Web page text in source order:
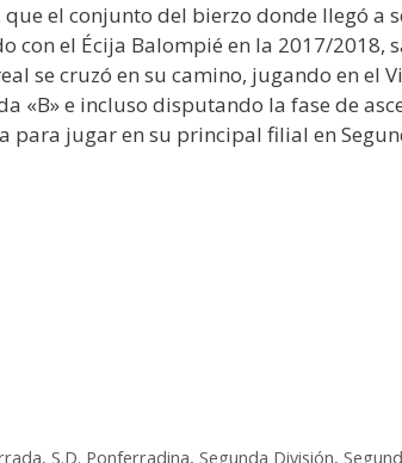
que el conjunto del bierzo donde llegó a
con el Écija Balompié en la 2017/
se cruzó en su camino, jugando en el
«B» e incluso disputando la fase de
jugar en su principal filial en
, S.D. Ponferradina, Segunda División,